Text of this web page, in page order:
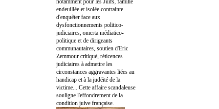
endeuillée et isolée contrainte
d'enquêter face aux
dysfonctionnements politico-
judiciaires, omerta médiatico-
politique et de dirigeants
communautaires, soutien d'Eric
Zemmour critiqué, réticences
judiciaires à admettre les
circonstances aggravantes liées au
handicap et à la judéité de la
victime... Cette affaire scandaleuse
souligne l'effondrement de la
condition juive française.